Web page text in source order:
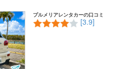
プルメリアレンタカーの口コミ
[3.9]